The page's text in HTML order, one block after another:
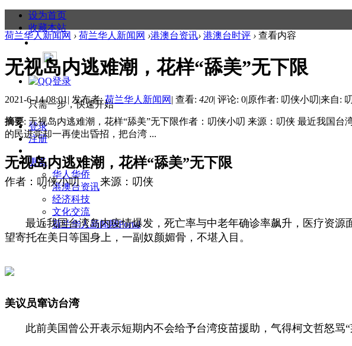
设为首页
收藏本站
只需一步，快速开始
登录
注册
更多
华人华侨
港澳台资讯
经济科技
文化交流
荷兰华人新闻网Portal
荷兰华人新闻网 › 荷兰华人新闻网 ›港澳台资讯› 港澳台时评 › 查看内容
无视岛内逃难潮，花样“舔美”无下限
2021-6-14 08:01 | 发布者:荷兰华人新闻网 | 查看: 420| 评论: 0|原作者: 叨侠小叨|来自:
摘要: 无视岛内逃难潮，花样“舔美”无下限作者：叨侠小叨 来源：叨侠 最近我国
的民进党却一再使出昏招，把台湾 ...
无视岛内逃难潮，花样“舔美”无下限
作者： 叨侠小叨 来源：叨侠
最近我国台湾岛内疫情爆发，死亡率与中老年确诊率飙升，医疗资源
望寄托在美日等国身上，一副奴颜媚骨，不堪入目。
美议员窜访台湾
此前美国曾公开表示短期内不会给予台湾疫苗援助，气得柯文哲怒骂“